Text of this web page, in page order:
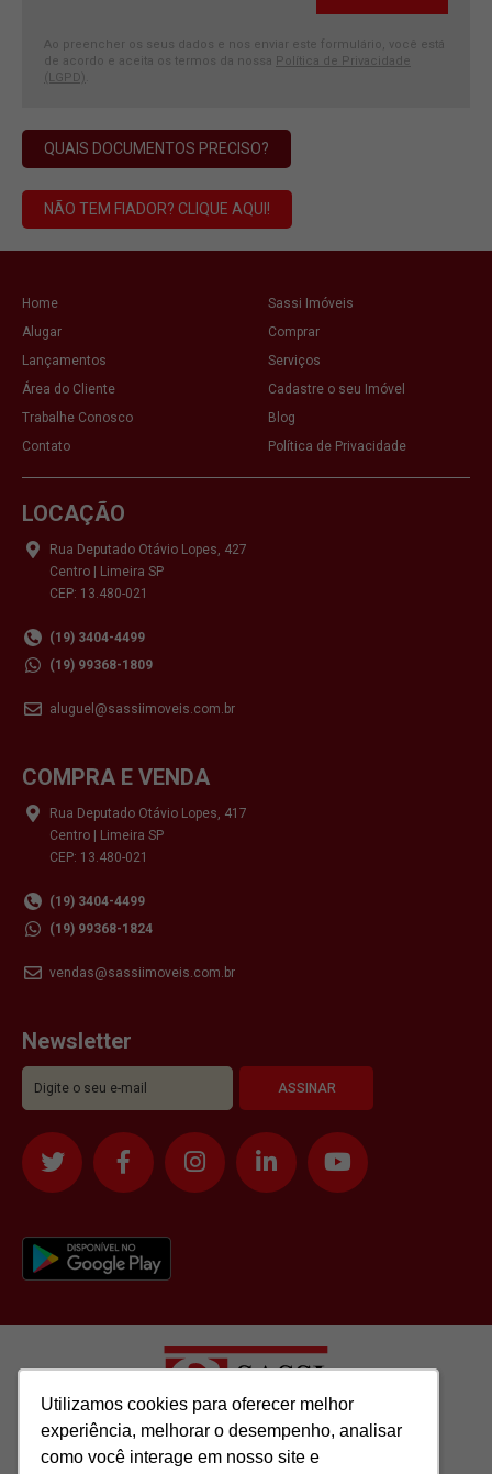
Utilizamos cookies para oferecer melhor
experiência, melhorar o desempenho, analisar
como você interage em nosso site e
Utilizamos cookies para oferecer melhor
experiência, melhorar o desempenho, analisar
como você interage em nosso site e
Ao preencher os seus dados e nos enviar este formulário, você está
de acordo e aceita os termos da nossa Política de Privacidade
(LGPD)
QUAIS DOCUMENTOS PRECISO?
NÃO TEM FIADOR? CLIQUE AQUI!
Home
Sassi Imóveis
Alugar
Comprar
Lançamentos
Serviços
Área do Cliente
Cadastre o seu Imóvel
Trabalhe Conosco
Blog
Contato
Política de Privacidade
LOCAÇÃO
Rua Deputado Otávio Lopes, 427
Centro | Limeira SP
CEP: 13.480-021
(19) 3404-4499
(19) 99368-1809
aluguel@sassiimoveis.com.br
COMPRA E VENDA
Rua Deputado Otávio Lopes, 417
Centro | Limeira SP
CEP: 13.480-021
(19) 3404-4499
(19) 99368-1824
vendas@sassiimoveis.com.br
Newsletter